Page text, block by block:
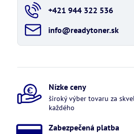
+421 944 322 536
info​@readytoner​.sk
Nízke ceny
široký výber tovaru za
každého
Zabezpečená platba